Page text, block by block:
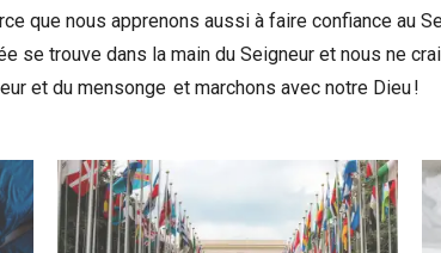
que nous apprenons aussi à faire confiance au
se trouve dans la main du Seigneur et nous ne
et du mensonge et marchons avec notre Dieu !